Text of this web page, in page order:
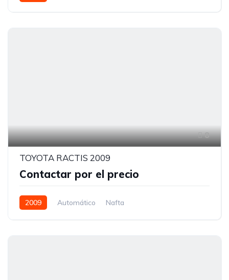
8
TOYOTA RACTIS 2009
Contactar por el precio
2009 Automático Nafta